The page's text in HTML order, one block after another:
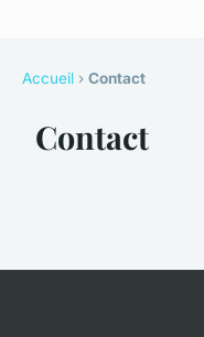
Accueil › Contact
Contact